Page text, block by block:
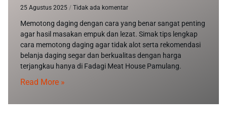
25 Agustus 2025 Tidak ada komentar
Memotong daging dengan cara yang benar sangat penting
agar hasil masakan empuk dan lezat. Simak tips lengkap
cara memotong daging agar tidak alot serta rekomendasi
belanja daging segar dan berkualitas dengan harga
terjangkau hanya di Fadagi Meat House Pamulang.
Read More »